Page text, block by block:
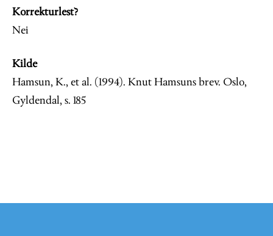
Korrekturlest?
Nei
Kilde
Hamsun, K., et al. (1994). Knut Hamsuns brev. Oslo,
Gyldendal, s. 185